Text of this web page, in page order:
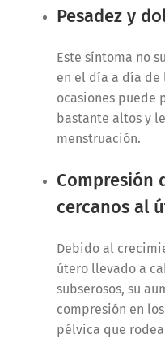
Pesadez y
Este síntoma no
en el día a día de
ocasiones puede
bastante altos y
menstruación.
Compresión
cercanos al
Debido al
útero llevado a
subserosos, su
compresión en
pélvica que